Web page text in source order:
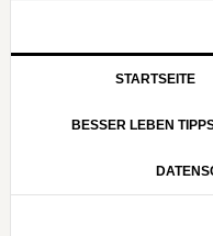
STARTSEITE
BESSER LEBEN